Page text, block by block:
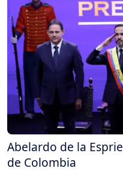
Abelardo de la
de Colombia